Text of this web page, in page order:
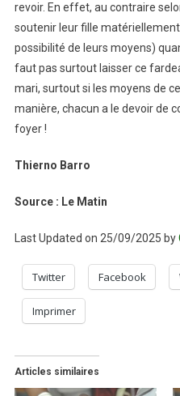
revoir. En effet, au contraire
soutenir leur fille
possibilité de leurs moyens)
faut pas surtout laisser ce
mari, surtout si les moyens de
manière, chacun a le devoir de
foyer !
Thierno Barro
Source : Le Matin
Last Updated on 25/09/2025 by
Twitter Facebook
Imprimer
Articles similaires